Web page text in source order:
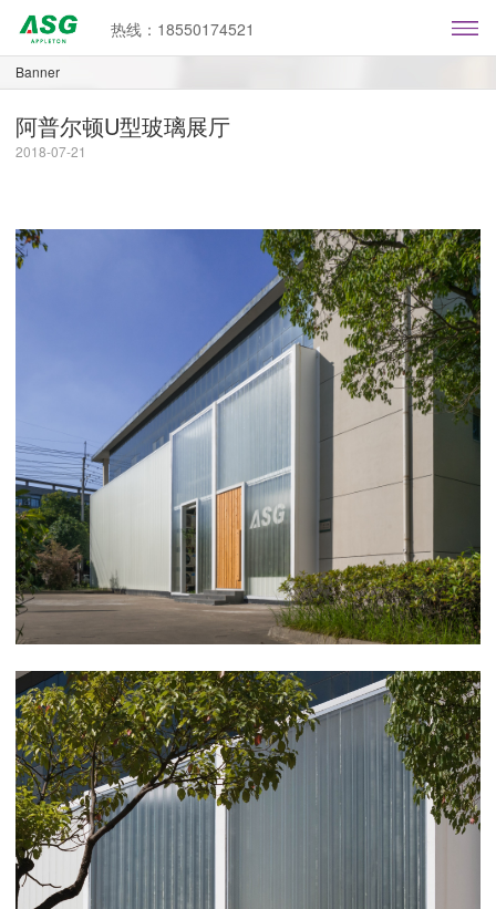
热线：18550174521
Banner
阿普尔顿U型玻璃展厅
2018-07-21